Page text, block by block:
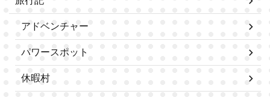
アドベンチャー
パワースポット
休暇村